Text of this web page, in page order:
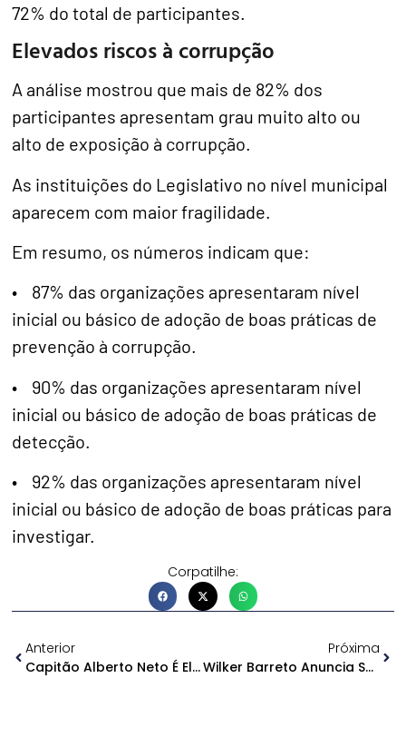
72% do total de participantes.
Elevados riscos à corrupção
A análise mostrou que mais de 82% dos
participantes apresentam grau muito alto ou
alto de exposição à corrupção.
As instituições do Legislativo no nível municipal
aparecem com maior fragilidade.
Em resumo, os números indicam que:
• 87% das organizações apresentaram nível
inicial ou básico de adoção de boas práticas de
prevenção à corrupção.
• 90% das organizações apresentaram nível
inicial ou básico de adoção de boas práticas de
detecção.
• 92% das organizações apresentaram nível
inicial ou básico de adoção de boas práticas para
investigar.
Corpatilhe:
Anterior
Capitão Alberto Neto É Eleito Melhor Parlamentar Do Amazonas
Próxima
Wilker Barreto Anuncia Saída Do Podemos